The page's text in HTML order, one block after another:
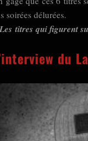
soirées délurées.
titres qui figurent
du